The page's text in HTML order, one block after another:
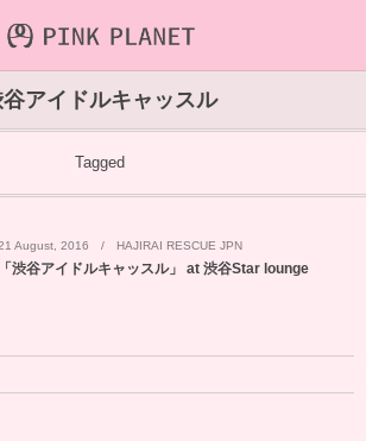
アイドルキャッスル
Tagged
August 2016 HAJIRAI RESCUE JPN
「渋谷アイドルキャッスル」 at 渋谷Star lounge